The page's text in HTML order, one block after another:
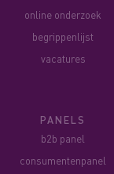
online onderzoek
begrippenlijst
vacatures
PANELS
b2b panel
consumentenpanel